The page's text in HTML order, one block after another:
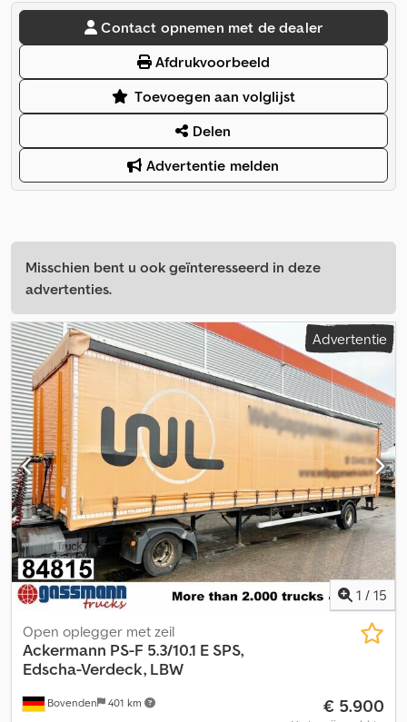
Contact opnemen met de dealer
Afdrukvoorbeeld
Toevoegen aan volglijst
Delen
Advertentie melden
Misschien bent u ook geïnteresseerd in deze
advertenties.
Advertentie
1 / 15
Bovenden 401 km
Open oplegger met zeil
Ackermann PS-F 5.3/10.1 E SPS,
Edscha-Verdeck, LBW
€ 5.900